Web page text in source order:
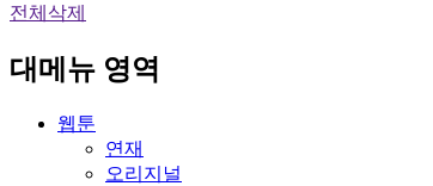
전체삭제
대메뉴 영역
웹툰
연재
오리지널